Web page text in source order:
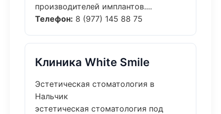
производителей имплантов....
Телефон: 8 (977) 145 88 75
Клиника White Smile
Эстетическая стоматология в
Нальчик
эстетическая стоматология под